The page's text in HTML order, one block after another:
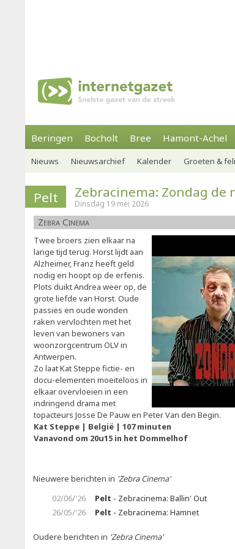
Beringen Bocholt Bree Hamont-Achel
Nieuws Nieuwsarchief Kalender Groeten &
Pelt Zebracinema: Zondag de
Dinsdag 19 mei 2026
Zebra Cinema
Twee broers zien elkaar na
lange tijd terug. Horst lijdt aan
Alzheimer, Franz heeft geld
nodig en hoopt op de erfenis.
Plots duikt Andrea weer op, de
grote liefde van Horst. Oude
passies en oude wonden
raken vervlochten met het
leven van bewoners van
woonzorgcentrum OLV in
Antwerpen.
Zo laat Kat Steppe fictie- en
docu-elementen moeiteloos in
elkaar overvloeien in een
indringend drama met
topacteurs Josse De Pauw en Peter Van den Begin.
Kat Steppe | België | 107 minuten
Vanavond om 20u15 in het Dommelhof
Nieuwere berichten in 'Zebra Cinema'
02/06/'26
Pelt - Zebracinema: Ballin' Out
26/05/'26
Pelt - Zebracinema: Hamnet
Oudere berichten in 'Zebra Cinema'